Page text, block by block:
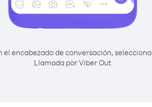
el encabezado de conversación, selecciona
Llamada por Viber Out